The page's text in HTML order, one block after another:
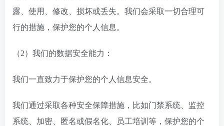
露、使用、修改、损坏或丢失。我们会采取一切合理可
行的措施，保护您的个人信息。
（2）我们的数据安全能力：
我们一直致力于保护您的个人信息安全。
我们通过采取各种安全保障措施，比如门禁系统、监控
系统、加密、匿名或假名化、员工培训等，保护您的个